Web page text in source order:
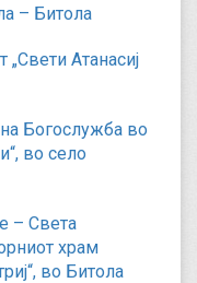
– Битола
Атанасиј
Богослужба во
во село
– Света
храм
во Битола